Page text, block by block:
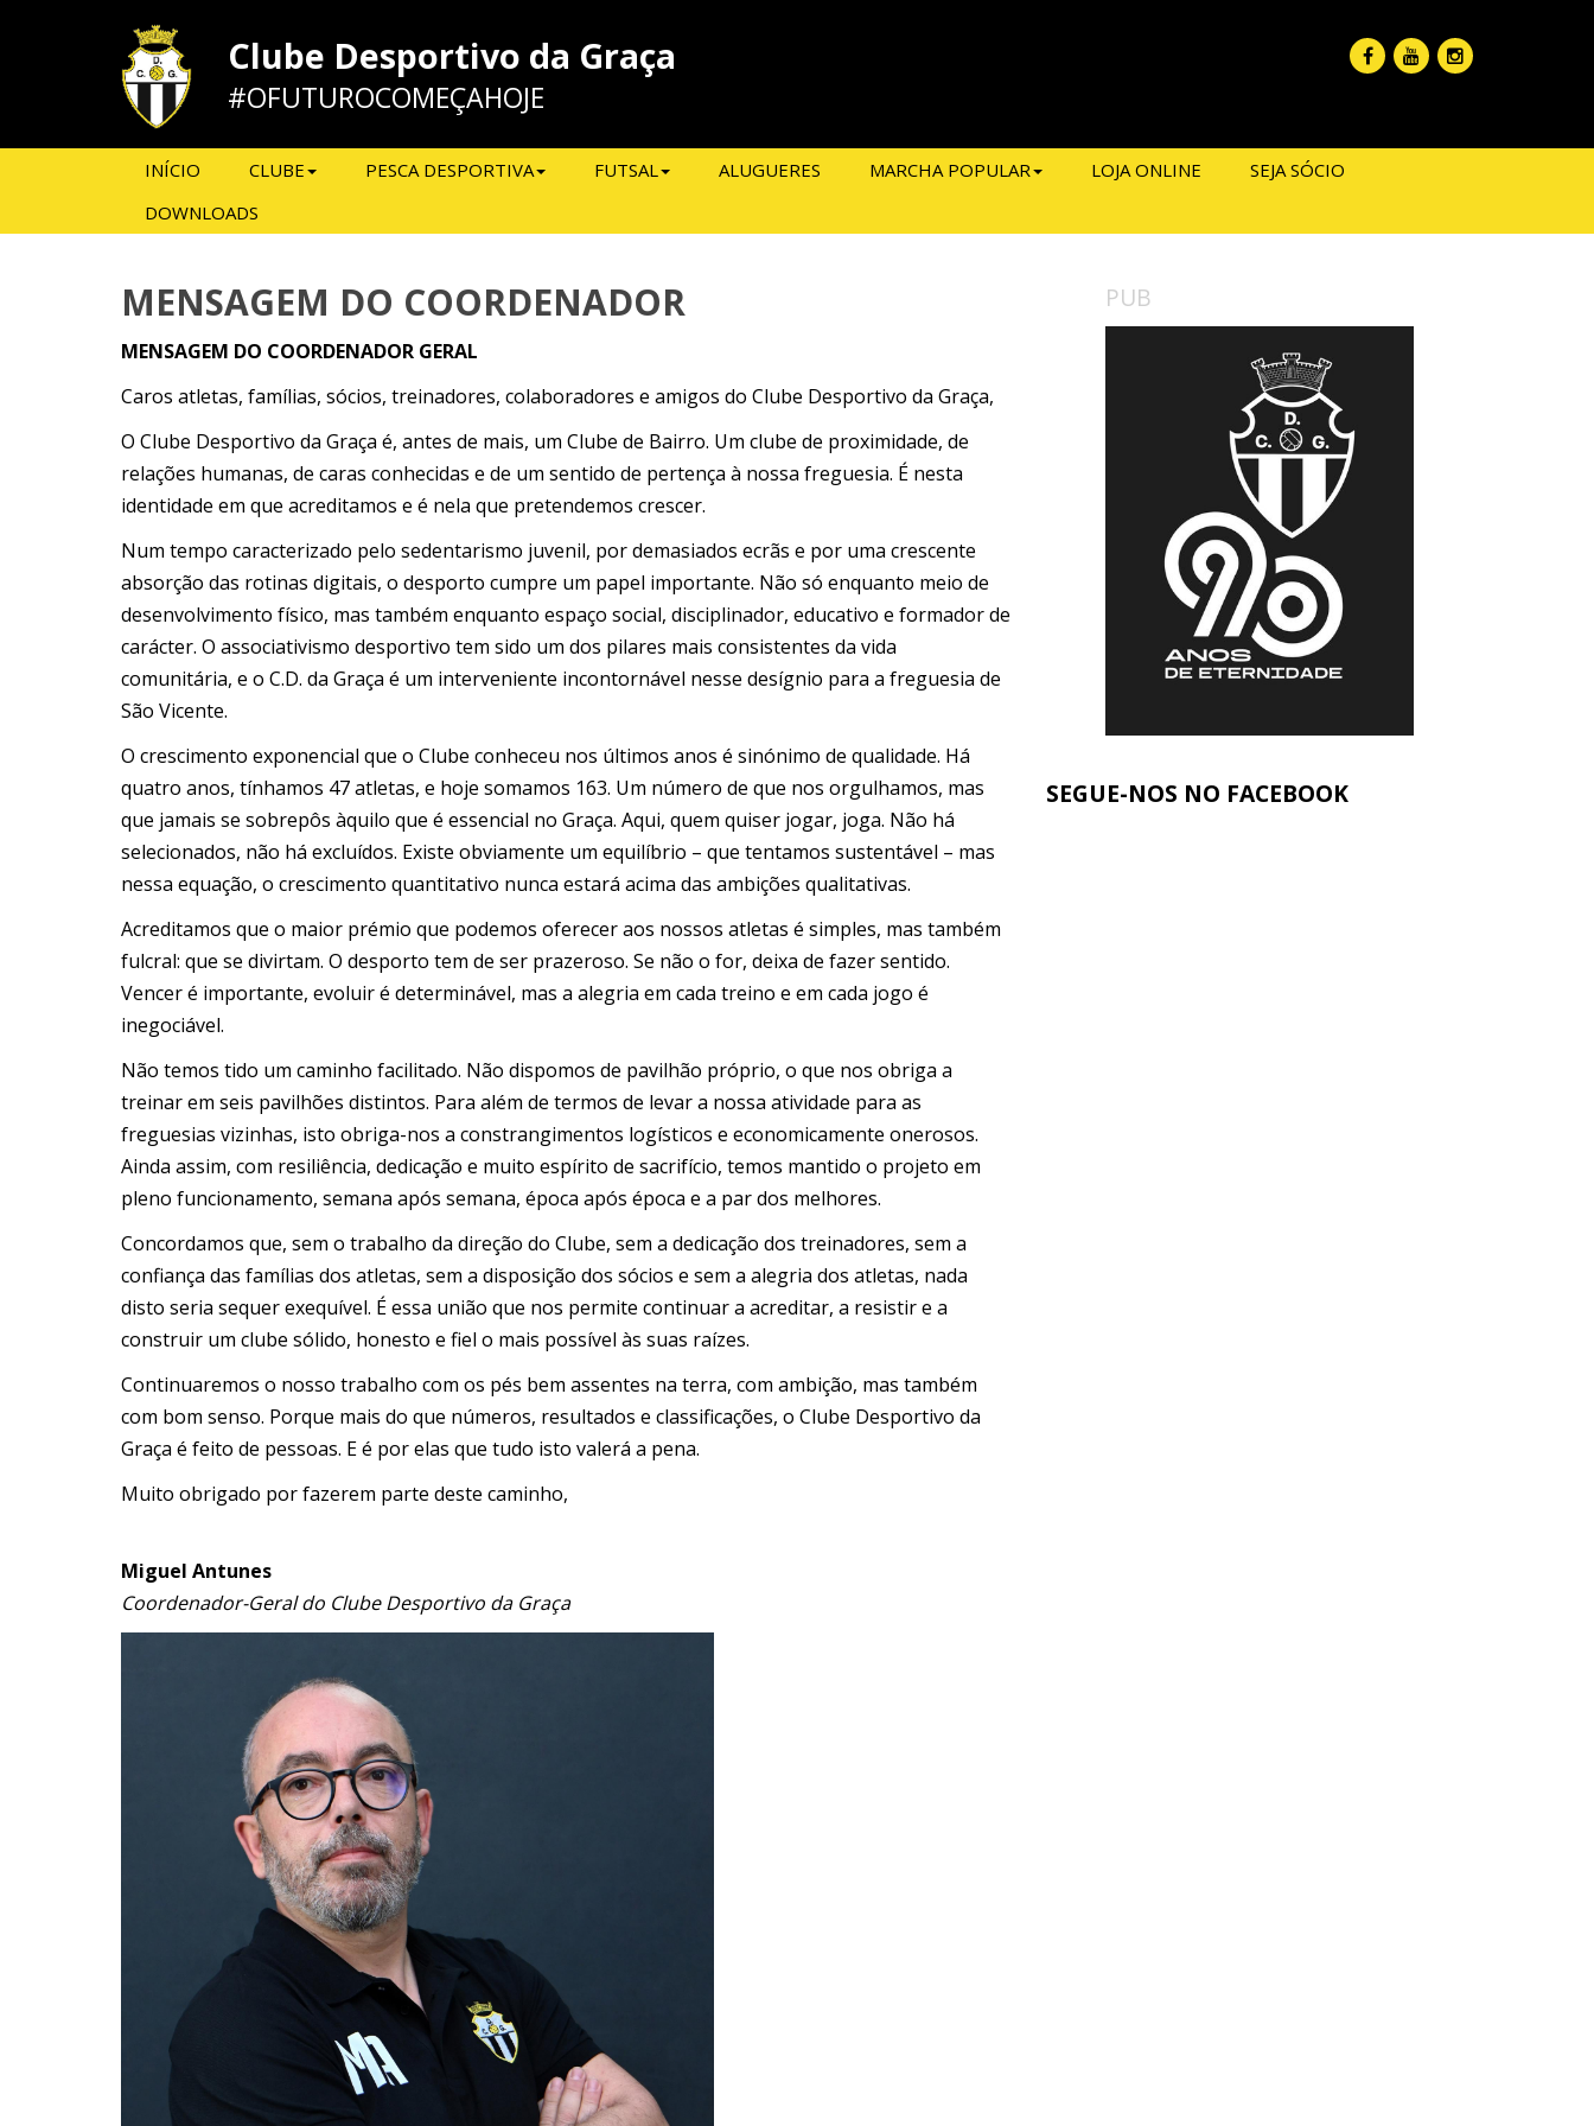
Clube Desportivo da Graça
#OFUTUROCOMEÇAHOJE
INÍCIO CLUBE PESCA DESPORTIVA FUTSAL ALUGUERES MARCHA POPULAR LOJA ONLINE
SEJA SÓCIO
DOWNLOADS
MENSAGEM DO COORDENADOR
MENSAGEM DO COORDENADOR GERAL
Caros atletas, famílias, sócios, treinadores, colaboradores e amigos do Clube Desportivo da Graça,
O Clube Desportivo da Graça é, antes de mais, um Clube de Bairro. Um clube de proximidade, de
relações humanas, de caras conhecidas e de um sentido de pertença à nossa freguesia. É nesta
identidade em que acreditamos e é nela que pretendemos crescer.
Num tempo caracterizado pelo sedentarismo juvenil, por demasiados ecrãs e por uma crescente
absorção das rotinas digitais, o desporto cumpre um papel importante. Não só enquanto meio de
desenvolvimento físico, mas também enquanto espaço social, disciplinador, educativo e formador de
carácter. O associativismo desportivo tem sido um dos pilares mais consistentes da vida
comunitária, e o C.D. da Graça é um interveniente incontornável nesse desígnio para a freguesia de
São Vicente.
O crescimento exponencial que o Clube conheceu nos últimos anos é sinónimo de qualidade. Há
quatro anos, tínhamos 47 atletas, e hoje somamos 163. Um número de que nos orgulhamos, mas
que jamais se sobrepôs àquilo que é essencial no Graça. Aqui, quem quiser jogar, joga. Não há
selecionados, não há excluídos. Existe obviamente um equilíbrio – que tentamos sustentável – mas
nessa equação, o crescimento quantitativo nunca estará acima das ambições qualitativas.
Acreditamos que o maior prémio que podemos oferecer aos nossos atletas é simples, mas também
fulcral: que se divirtam. O desporto tem de ser prazeroso. Se não o for, deixa de fazer sentido.
Vencer é importante, evoluir é determinável, mas a alegria em cada treino e em cada jogo é
inegociável.
Não temos tido um caminho facilitado. Não dispomos de pavilhão próprio, o que nos obriga a
treinar em seis pavilhões distintos. Para além de termos de levar a nossa atividade para as
freguesias vizinhas, isto obriga-nos a constrangimentos logísticos e economicamente onerosos.
Ainda assim, com resiliência, dedicação e muito espírito de sacrifício, temos mantido o projeto em
pleno funcionamento, semana após semana, época após época e a par dos melhores.
Concordamos que, sem o trabalho da direção do Clube, sem a dedicação dos treinadores, sem a
confiança das famílias dos atletas, sem a disposição dos sócios e sem a alegria dos atletas, nada
disto seria sequer exequível. É essa união que nos permite continuar a acreditar, a resistir e a
construir um clube sólido, honesto e fiel o mais possível às suas raízes.
Continuaremos o nosso trabalho com os pés bem assentes na terra, com ambição, mas também
com bom senso. Porque mais do que números, resultados e classificações, o Clube Desportivo da
Graça é feito de pessoas. E é por elas que tudo isto valerá a pena.
Muito obrigado por fazerem parte deste caminho,
Miguel Antunes
Coordenador-Geral do Clube Desportivo da Graça
PUB
SEGUE-NOS NO FACEBOOK